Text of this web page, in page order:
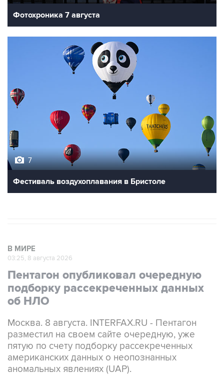
Фотохроника 7 августа
7
Фестиваль воздухоплавания в Бристоле
В МИРЕ
03:25, 8 августа 2026
Пентагон опубликовал очередную
подборку рассекреченных данных
об НЛО
Москва. 8 августа. INTERFAX.RU - Пентагон
разместил на своем сайте очередную, уже
пятую по счету подборку рассекреченных
американских данных о неопознанных
аномальных явлениях (UAP).